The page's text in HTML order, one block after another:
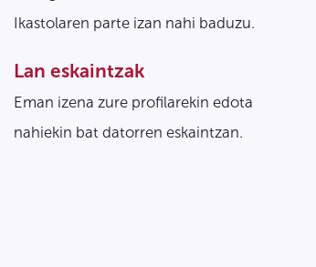
Ikastolaren parte izan nahi baduzu.
Lan eskaintzak
Eman izena zure profilarekin edota
nahiekin bat datorren eskaintzan.